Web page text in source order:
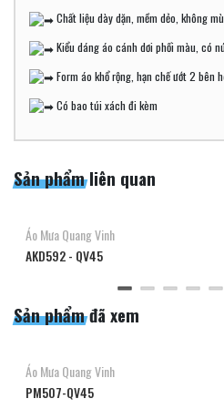
Chất liệu dày dặn, mềm dẻo, không
Kiểu dáng áo cánh dơi phối màu, có
Form áo khổ rộng, hạn chế ướt 2 bên
Có bao túi xách đi kèm
Sản phẩm liên quan
Áo Mưa Quang Vinh
AKD592 - QV45
Sản phẩm đã xem
Áo Mưa Quang Vinh
PM507-QV45